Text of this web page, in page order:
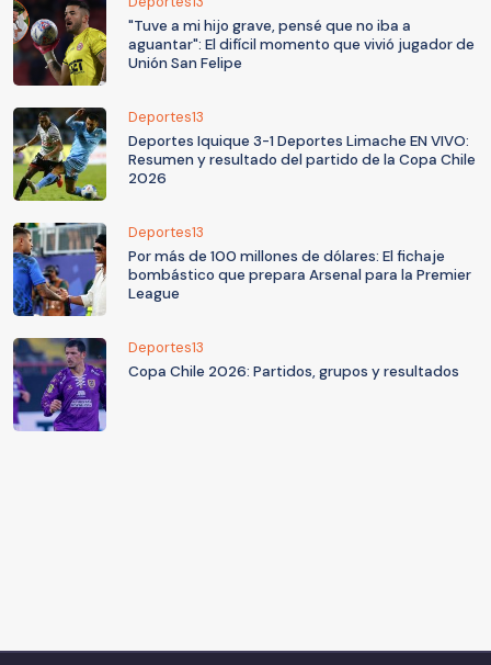
"Tuve a mi hijo grave, pensé que no iba a
aguantar": El difícil momento que vivió jugador de
Unión San Felipe
Deportes13
Deportes Iquique 3-1 Deportes Limache EN VIVO:
Resumen y resultado del partido de la Copa Chile
2026
Deportes13
Por más de 100 millones de dólares: El fichaje
bombástico que prepara Arsenal para la Premier
League
Deportes13
Copa Chile 2026: Partidos, grupos y resultados